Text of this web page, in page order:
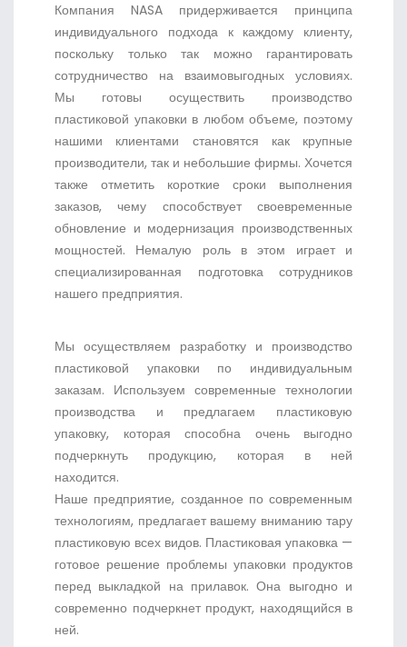
Компания NASA придерживается принципа
индивидуального подхода к каждому клиенту,
поскольку только так можно гарантировать
сотрудничество на взаимовыгодных условиях.
Мы готовы осуществить производство
пластиковой упаковки в любом объеме, поэтому
нашими клиентами становятся как крупные
производители, так и небольшие фирмы. Хочется
также отметить короткие сроки выполнения
заказов, чему способствует своевременные
обновление и модернизация производственных
мощностей. Немалую роль в этом играет и
специализированная подготовка сотрудников
нашего предприятия.
Мы осуществляем разработку и производство
пластиковой упаковки по индивидуальным
заказам. Используем современные технологии
производства и предлагаем пластиковую
упаковку, которая способна очень выгодно
подчеркнуть продукцию, которая в ней
находится.
Наше предприятие, созданное по современным
технологиям, предлагает вашему вниманию тару
пластиковую всех видов. Пластиковая упаковка —
готовое решение проблемы упаковки продуктов
перед выкладкой на прилавок. Она выгодно и
современно подчеркнет продукт, находящийся в
ней.